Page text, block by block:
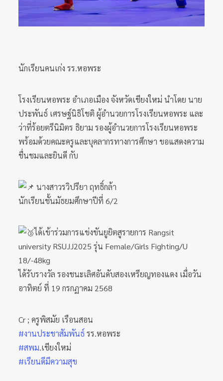
นักเรียนคนเก่ง รร.หอพระ
โรงเรียนหอพระ อำเภอเมือง จังหวัดเชียงใหม่ นำโดย นาย
ประพันธ์ เศรษฐ์นิธิโชติ ผู้อำนวยการโรงเรียนหอพระ และ
ว่าที่ร้อยตรีนิมิตร ธิยาม รองผู้อำนวยการโรงเรียนหอพระ
พร้อมด้วยคณะครูและบุคลากรทางการศึกษา ขอแสดงความ
ชื่นชมและยินดี กับ
นางสาวรวิปรียา ฤทธิ์กล้า
นักเรียนชั้นมัธยมศึกษาปีที่ 6/2
ได้เข้าร่วมการแข่งขันยูยิตสูรายการ Rangsit
university RSUJJ2025 รุ่น Female/Girls Fighting/U
18/-48kg
ได้รับรางวัล รองชนะเลิศอันดับสองเหรียญทองแดง เมื่อวัน
อาทิตย์ ที่ 19 กรกฏาคม 2568
Cr ; ครูพิสมัย เรือนสอน
#งานประชาสัมพันธ์รร.หอพระ
#สพม.เชียงใหม่
#เรียนดีมีความสุข